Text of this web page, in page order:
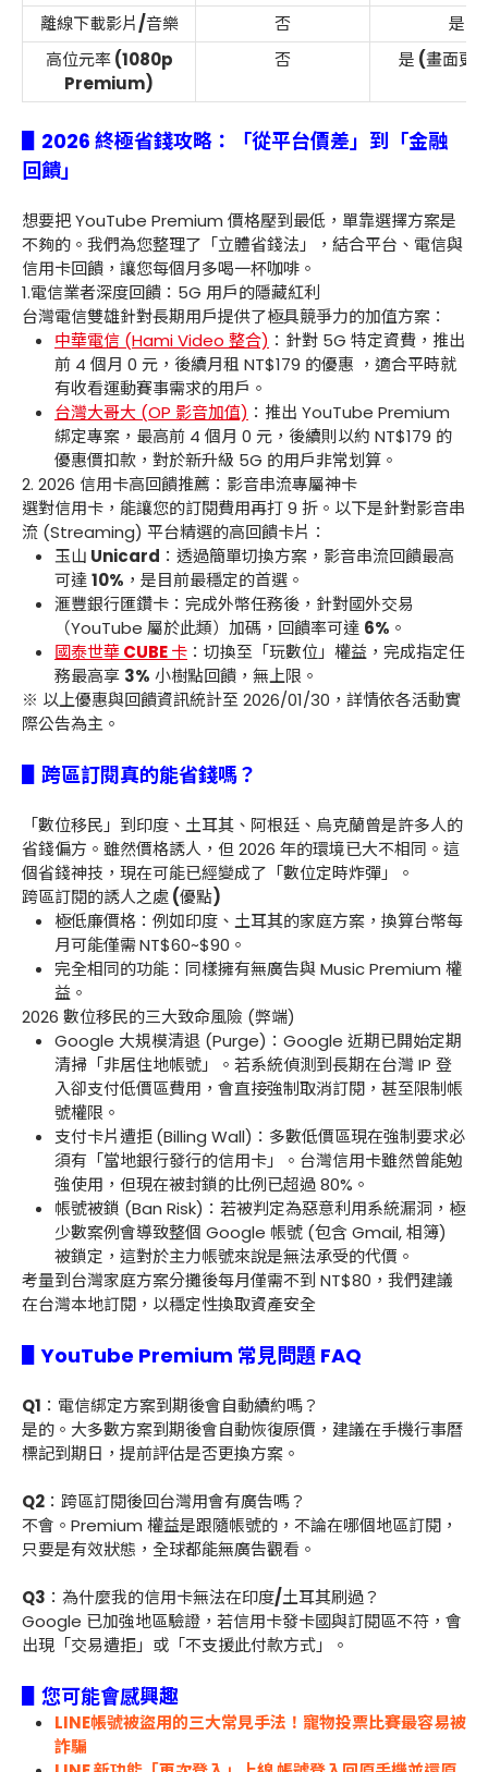
離線下載影片/音樂 否
是
高位元率(1080p
Premium)
否 是 (畫面更
▋2026 終極省錢攻略：「從平台價差」到「金融
回饋」
想要把 YouTube Premium 價格壓到最低，單靠選擇方案是
不夠的。我們為您整理了「立體省錢法」，結合平台、電信與
信用卡回饋，讓您每個月多喝一杯咖啡。
1.電信業者深度回饋：5G 用戶的隱藏紅利
台灣電信雙雄針對長期用戶提供了極具競爭力的加值方案：
中華電信 (Hami Video 整合) ：針對 5G 特定資費，推出
前 4 個月 0 元，後續月租 NT$179 的優惠 ，適合平時就
有收看運動賽事需求的用戶。
台灣大哥大 (OP 影音加值) ：推出 YouTube Premium
綁定專案，最高前 4 個月 0 元，後續則以約 NT$179 的
優惠價扣款，對於新升級 5G 的用戶非常划算。
2. 2026 信用卡高回饋推薦：影音串流專屬神卡
選對信用卡，能讓您的訂閱費用再打 9 折。以下是針對影音串
流 (Streaming) 平台精選的高回饋卡片：
玉山 Unicard ：透過簡單切換方案，影音串流回饋最高
可達10% ，是目前最穩定的首選。
滙豐銀行匯鑽卡：完成外幣任務後，針對國外交易
（YouTube 屬於此類）加碼，回饋率可達 6% 。
國泰世華CUBE卡 ：切換至「玩數位」權益，完成指定任
務最高享 3% 小樹點回饋，無上限。
※ 以上優惠與回饋資訊統計至2026/01/30 ，詳情依各活動實
際公告為主。
▋跨區訂閱真的能省錢嗎？
「數位移民」到印度、土耳其、阿根廷、烏克蘭曾是許多人的
省錢偏方。雖然價格誘人，但 2026 年的環境已大不相同。這
個省錢神技，現在可能已經變成了「數位定時炸彈」。
跨區訂閱的誘人之處(優點)
極低廉價格：例如印度、土耳其的家庭方案，換算台幣每
月可能僅需NT$60~$90。
完全相同的功能：同樣擁有無廣告與 Music Premium 權
益。
2026 數位移民的三大致命風險 (弊端)
Google 大規模清退 (Purge)：Google 近期已開始定期
清掃「非居住地帳號」。若系統偵測到長期在台灣 IP 登
入卻支付低價區費用，會直接強制取消訂閱，甚至限制帳
號權限。
支付卡片遭拒(Billing Wall)：多數低價區現在強制要求必
須有「當地銀行發行的信用卡」。台灣信用卡雖然曾能勉
強使用，但現在被封鎖的比例已超過 80%。
帳號被鎖 (Ban Risk)：若被判定為惡意利用系統漏洞，極
少數案例會導致整個 Google 帳號 (包含 Gmail, 相簿)
被鎖定，這對於主力帳號來說是無法承受的代價。
考量到台灣家庭方案分攤後每月僅需不到 NT$80 ，我們建議
在台灣本地訂閱，以穩定性換取資產安全
▋YouTube Premium 常見問題 FAQ
Q1 ：電信綁定方案到期後會自動續約嗎？
是的。大多數方案到期後會自動恢復原價，建議在手機行事曆
標記到期日，提前評估是否更換方案。
Q2 ：跨區訂閱後回台灣用會有廣告嗎？
不會。Premium 權益是跟隨帳號的，不論在哪個地區訂閱，
只要是有效狀態，全球都能無廣告觀看。
Q3 ：為什麼我的信用卡無法在印度/土耳其刷過？
Google 已加強地區驗證，若信用卡發卡國與訂閱區不符，會
出現「交易遭拒」或「不支援此付款方式」。
▋您可能會感興趣
LINE帳號被盜用的三大常見手法！寵物投票比賽最容易被
詐騙